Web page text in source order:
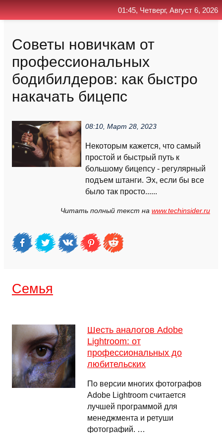
Советы новичкам от
профессиональных
бодибилдеров: как быстро
накачать бицепс
08:10, Март 28, 2023
Некоторым кажется, что самый
простой и быстрый путь к
большому бицепсу - регулярный
подъем штанги. Эх, если бы все
было так просто......
Читать полный текст на www.techinsider.ru
Семья
Шесть аналогов Adobe
Lightroom: от
профессиональных до
любительских
По версии многих фотографов
Adobe Lightroom считается
лучшей программой для
менеджмента и ретуши
фотографий. …
01:45, Четверг, Август 6, 2026